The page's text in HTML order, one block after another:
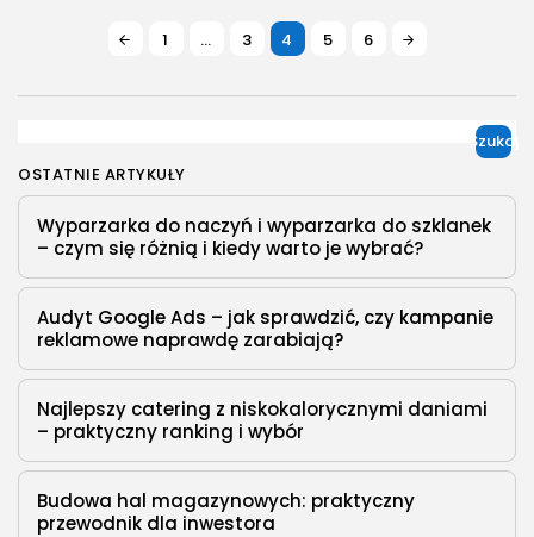
1 … 3 4 5 6
Szukaj
OSTATNIE ARTYKUŁY
Wyparzarka do naczyń i wyparzarka do szklanek
– czym się różnią i kiedy warto je wybrać?
Audyt Google Ads – jak sprawdzić, czy kampanie
reklamowe naprawdę zarabiają?
Najlepszy catering z niskokalorycznymi daniami
– praktyczny ranking i wybór
Budowa hal magazynowych: praktyczny
przewodnik dla inwestora